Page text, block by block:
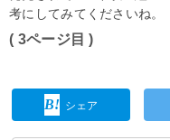
考にしてみてくださいね。
( 3ページ目 )
シェア